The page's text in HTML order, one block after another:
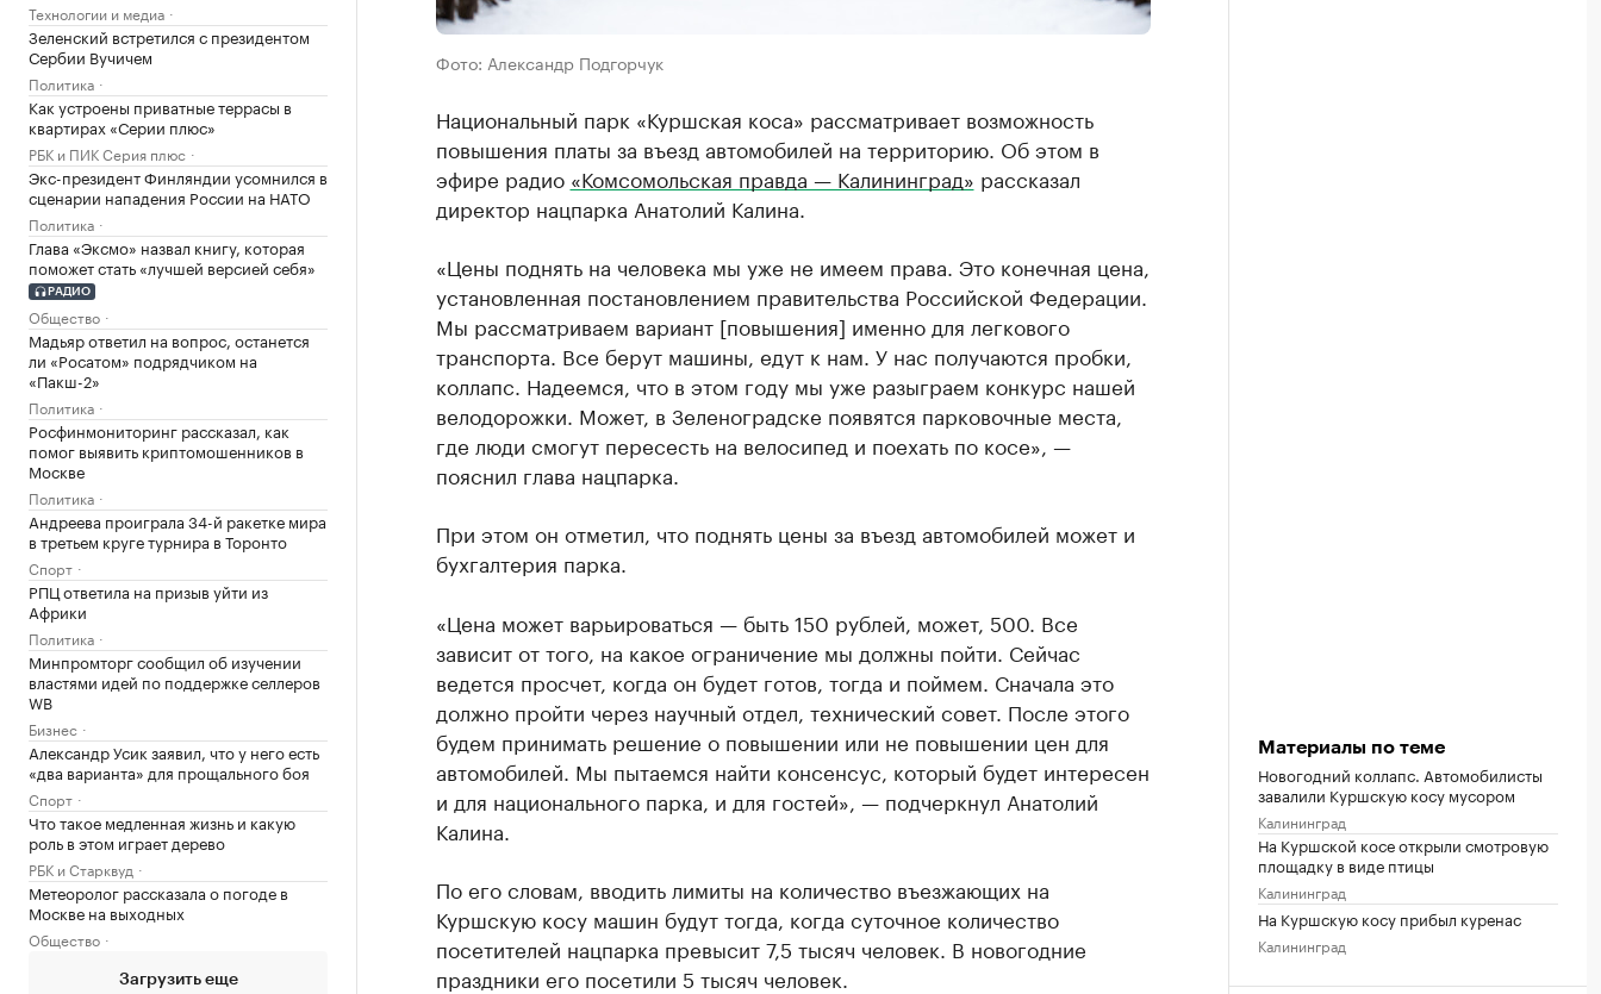
Технологии и медиа
Зеленский встретился с президентом
Сербии Вучичем
Политика
Как устроены приватные террасы в
квартирах «Серии плюс»
РБК и ПИК Серия плюс
Экс-президент Финляндии усомнился в
сценарии нападения России на НАТО
Политика
Глава «Эксмо» назвал книгу, которая
поможет стать «лучшей версией себя»
РАДИО
Общество
Мадьяр ответил на вопрос, останется
ли «Росатом» подрядчиком на
«Пакш-2»
Политика
Росфинмониторинг рассказал, как
помог выявить криптомошенников в
Москве
Политика
Андреева проиграла 34-й ракетке мира
в третьем круге турнира в Торонто
Спорт
РПЦ ответила на призыв уйти из
Африки
Политика
Минпромторг сообщил об изучении
властями идей по поддержке селлеров
WB
Бизнес
Александр Усик заявил, что у него есть
«два варианта» для прощального боя
Спорт
Что такое медленная жизнь и какую
роль в этом играет дерево
РБК и Старквуд
Метеоролог рассказала о погоде в
Москве на выходных
Общество
Загрузить еще
Фото: Александр Подгорчук
Национальный парк «Куршская коса» рассматривает возможность
повышения платы за въезд автомобилей на территорию. Об этом в
эфире радио «Комсомольская правда — Калининград» рассказал
директор нацпарка Анатолий Калина.
«Цены поднять на человека мы уже не имеем права. Это конечная цена,
установленная постановлением правительства Российской Федерации.
Мы рассматриваем вариант [повышения] именно для легкового
транспорта. Все берут машины, едут к нам. У нас получаются пробки,
коллапс. Надеемся, что в этом году мы уже разыграем конкурс нашей
велодорожки. Может, в Зеленоградске появятся парковочные места,
где люди смогут пересесть на велосипед и поехать по косе», —
пояснил глава нацпарка.
При этом он отметил, что поднять цены за въезд автомобилей может и
бухгалтерия парка.
«Цена может варьироваться — быть 150 рублей, может, 500. Все
зависит от того, на какое ограничение мы должны пойти. Сейчас
ведется просчет, когда он будет готов, тогда и поймем. Сначала это
должно пройти через научный отдел, технический совет. После этого
будем принимать решение о повышении или не повышении цен для
автомобилей. Мы пытаемся найти консенсус, который будет интересен
и для национального парка, и для гостей», — подчеркнул Анатолий
Калина.
По его словам, вводить лимиты на количество въезжающих на
Куршскую косу машин будут тогда, когда суточное количество
посетителей нацпарка превысит 7,5 тысяч человек. В новогодние
праздники его посетили 5 тысяч человек.
Материалы по теме
Новогодний коллапс. Автомобилисты
завалили Куршскую косу мусором
Калининград
На Куршской косе открыли смотровую
площадку в виде птицы
Калининград
На Куршскую косу прибыл куренас
Калининград